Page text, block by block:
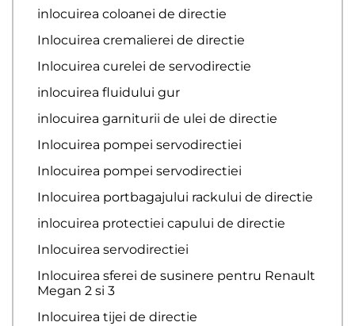
inlocuirea coloanei de directie
Inlocuirea cremalierei de directie
Inlocuirea curelei de servodirectie
inlocuirea fluidului gur
inlocuirea garniturii de ulei de directie
Inlocuirea pompei servodirectiei
Inlocuirea pompei servodirectiei
Inlocuirea portbagajului rackului de directie
inlocuirea protectiei capului de directie
Inlocuirea servodirectiei
Inlocuirea sferei de susinere pentru Renault
Megan 2 si 3
Inlocuirea tijei de directie